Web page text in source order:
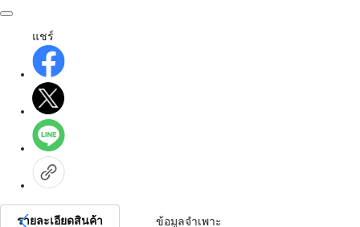
แชร์
รายละเอียดสินค้า ข้อมูลจำเพาะ